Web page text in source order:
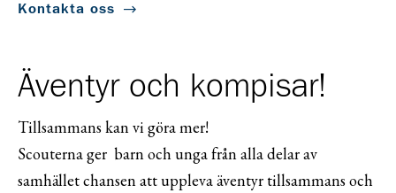
Kontakta oss
Äventyr och kompisar!
Tillsammans kan vi göra mer!
Scouterna ger barn och unga från alla delar av
samhället chansen att uppleva äventyr tillsammans och